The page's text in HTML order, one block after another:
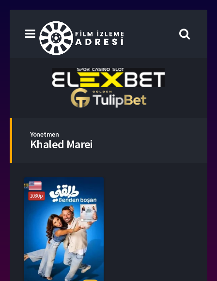
Yönetmen
Khaled Marei
1080p